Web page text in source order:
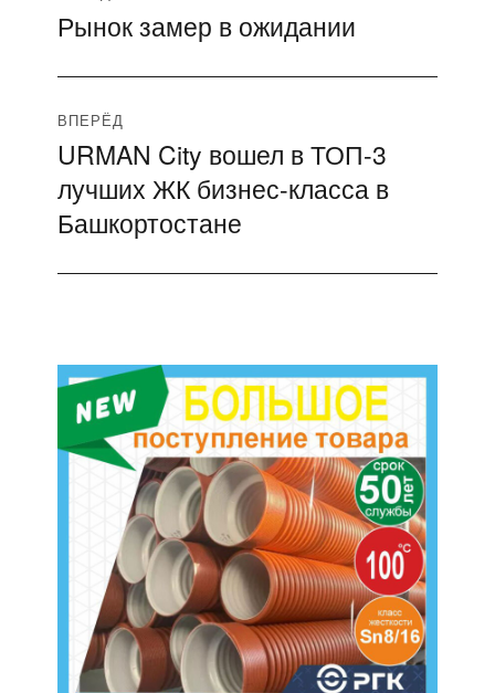
по
записям
Предыдущая
Рынок замер в ожидании
ВПЕРЁД
Следующая
запись:
URMAN City вошел в ТОП-3
лучших ЖК бизнес-класса в
Башкортостане